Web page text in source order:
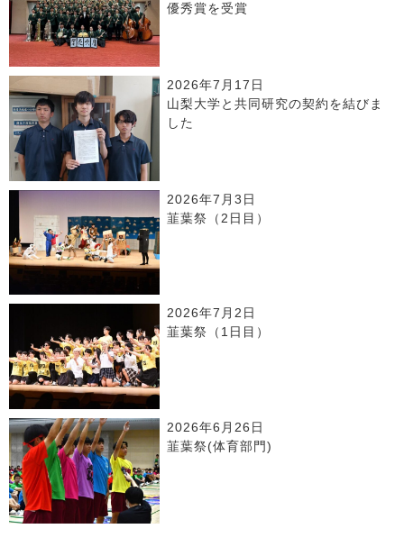
優秀賞を受賞
2026年7月17日
山梨大学と共同研究の契約を結びま
した
2026年7月3日
韮葉祭（2日目）
2026年7月2日
韮葉祭（1日目）
2026年6月26日
韮葉祭(体育部門)